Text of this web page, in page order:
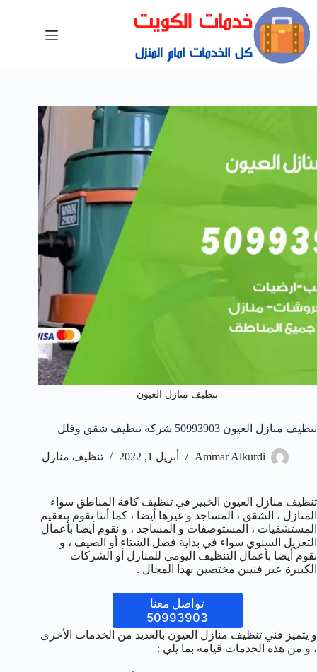
تنظيف منازل العيون
تنظيف منازل العيون 50993903‬ شركة تنظيف شقق وفلل
Ammar Alkurdi أبريل 1, 2022 تنظيف منازل
تنظيف منازل العيون الخبير في تنظيف كافة المناطق سواء
المنازل ، الشقق ، المساجد و غيرها أيضا ، كما أننا نقوم بتعقيم
المستشفيات ، المستوصفات و المساجد ، و نقوم أيضا بأعمال
التعزيل السنوي سواء في بداية فصل الشتاء أو الصيف ، و
نقوم أيضا بأعمال التنظيف اليومي للمنازل أو الشركات
الكبيرة عبر فنيين مختصين بهذا المجال .
تواصل معنا
50993903
و يتميز فني تنظيف منازل العيون بالعديد من الخدمات الأخرى
، و من هذه الخدمات قيامه بما يلي :